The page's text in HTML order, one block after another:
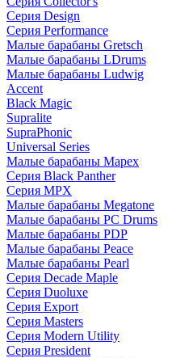
Серия Design
Серия Performance
Малые барабаны Gretsch
Малые барабаны LDrums
Малые барабаны Ludwig
Accent
Black Magic
Supralite
SupraPhonic
Universal Series
Малые барабаны Mapex
Серия Black Panther
Серия MPX
Малые барабаны Megatone
Малые барабаны PC Drums
Малые барабаны PDP
Малые барабаны Peace
Малые барабаны Pearl
Серия Decade Maple
Серия Duoluxe
Серия Export
Серия Masters
Серия Modern Utility
Серия President